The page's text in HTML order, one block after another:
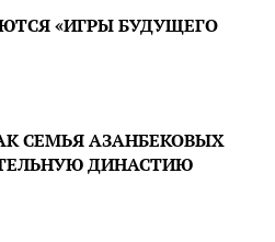
«ИГРЫ БУДУЩЕГО
СЕМЬЯ АЗАНБЕКОВЫХ
ДИНАСТИЮ